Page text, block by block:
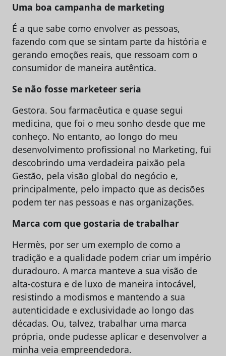
Uma boa campanha de marketing
É a que sabe como envolver as pessoas,
fazendo com que se sintam parte da história e
gerando emoções reais, que ressoam com o
consumidor de maneira autêntica.
Se não fosse marketeer seria
Gestora. Sou farmacêutica e quase segui
medicina, que foi o meu sonho desde que me
conheço. No entanto, ao longo do meu
desenvolvimento profissional no Marketing, fui
descobrindo uma verdadeira paixão pela
Gestão, pela visão global do negócio e,
principalmente, pelo impacto que as decisões
podem ter nas pessoas e nas organizações.
Marca com que gostaria de trabalhar
Hermès, por ser um exemplo de como a
tradição e a qualidade podem criar um império
duradouro. A marca manteve a sua visão de
alta-costura e de luxo de maneira intocável,
resistindo a modismos e mantendo a sua
autenticidade e exclusividade ao longo das
décadas. Ou, talvez, trabalhar uma marca
própria, onde pudesse aplicar e desenvolver a
minha veia empreendedora.